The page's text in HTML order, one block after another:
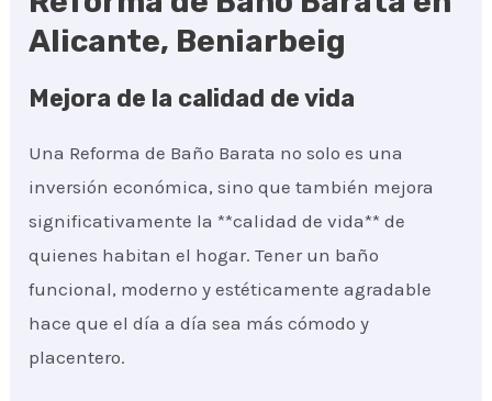
Alicante, Beniarbeig
Mejora de la calidad de vida
Una Reforma de Baño Barata no solo es una
inversión económica, sino que también mejora
significativamente la **calidad de vida** de
quienes habitan el hogar. Tener un baño
funcional, moderno y estéticamente agradable
hace que el día a día sea más cómodo y
placentero.